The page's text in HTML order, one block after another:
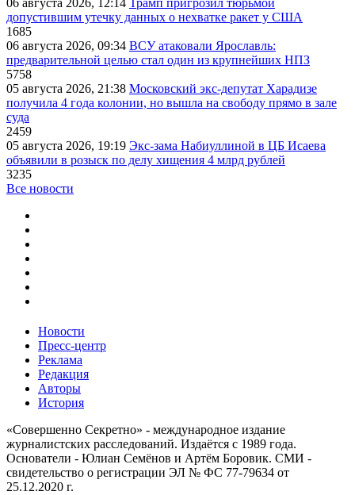
06 августа 2026, 12:14 Трамп пригрозил тюрьмой
допустившим утечку данных о нехватке ракет у США
1685
06 августа 2026, 09:34 ВСУ атаковали Ярославль:
предварительной целью стал один из крупнейших НПЗ
5758
05 августа 2026, 21:38 Московский экс-депутат Харадизе
получила 4 года колонии, но вышла на свободу прямо в зале
суда
2459
05 августа 2026, 19:19 Экс-зама Набиуллиной в ЦБ Исаева
объявили в розыск по делу хищения 4 млрд рублей
3235
Все новости
Новости
Пресс-центр
Реклама
Редакция
Авторы
История
«Совершенно Секретно» - международное издание
журналистских расследований. Издаётся с 1989 года.
Основатели - Юлиан Семёнов и Артём Боровик. CМИ -
свидетельство о регистрации ЭЛ № ФС 77-79634 от
25.12.2020 г.